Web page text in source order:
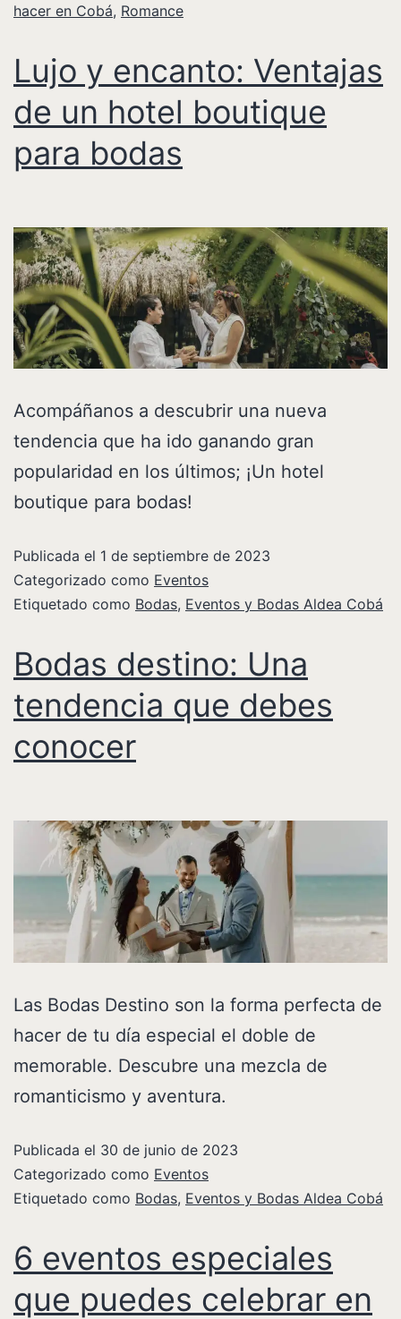
hacer en Cobá, Romance
Lujo y encanto: Ventajas
de un hotel boutique
para bodas
Acompáñanos a descubrir una nueva
tendencia que ha ido ganando gran
popularidad en los últimos; ¡Un hotel
boutique para bodas!
Publicada el 1 de septiembre de 2023
Categorizado como Eventos
Etiquetado como Bodas, Eventos y Bodas Aldea Cobá
Bodas destino: Una
tendencia que debes
conocer
Las Bodas Destino son la forma perfecta de
hacer de tu día especial el doble de
memorable. Descubre una mezcla de
romanticismo y aventura.
Publicada el 30 de junio de 2023
Categorizado como Eventos
Etiquetado como Bodas, Eventos y Bodas Aldea Cobá
6 eventos especiales
que puedes celebrar en